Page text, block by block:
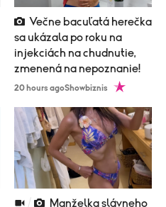
Večne bacuľatá herečka
sa ukázala po roku na
injekciách na chudnutie,
zmenená na nepoznanie!
20 hours agoShowbiznis